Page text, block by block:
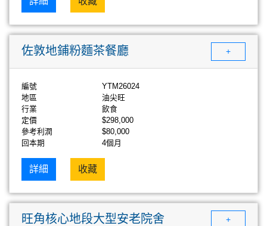
佐敦地鋪粉麵茶餐廳 +
編號
YTM26024
地區
油尖旺
行業
飲食
定價
$298,000
參考利潤
$80,000
回本期
4個月
詳細 收藏
旺角核心地段大型安老院舍 +